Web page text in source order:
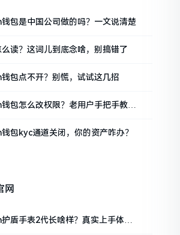
包是中国公司做的吗？一文说清楚
读？这词儿到底念啥，别搞错了
包点不开？别慌，试试这几招
包怎么改权限？老用户手把手教你
包kyc通道关闭，你的资产咋办？
网
盾手表2代长啥样？真实上手体验